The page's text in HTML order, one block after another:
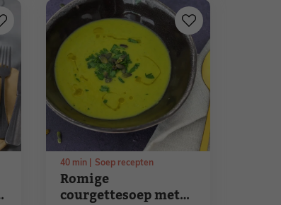
Romige
courgettesoep met
40 min Soep recepten